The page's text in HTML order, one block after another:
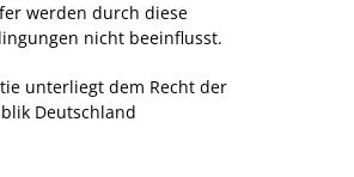
werden durch diese
nicht beeinflusst.
unterliegt dem Recht der
Deutschland